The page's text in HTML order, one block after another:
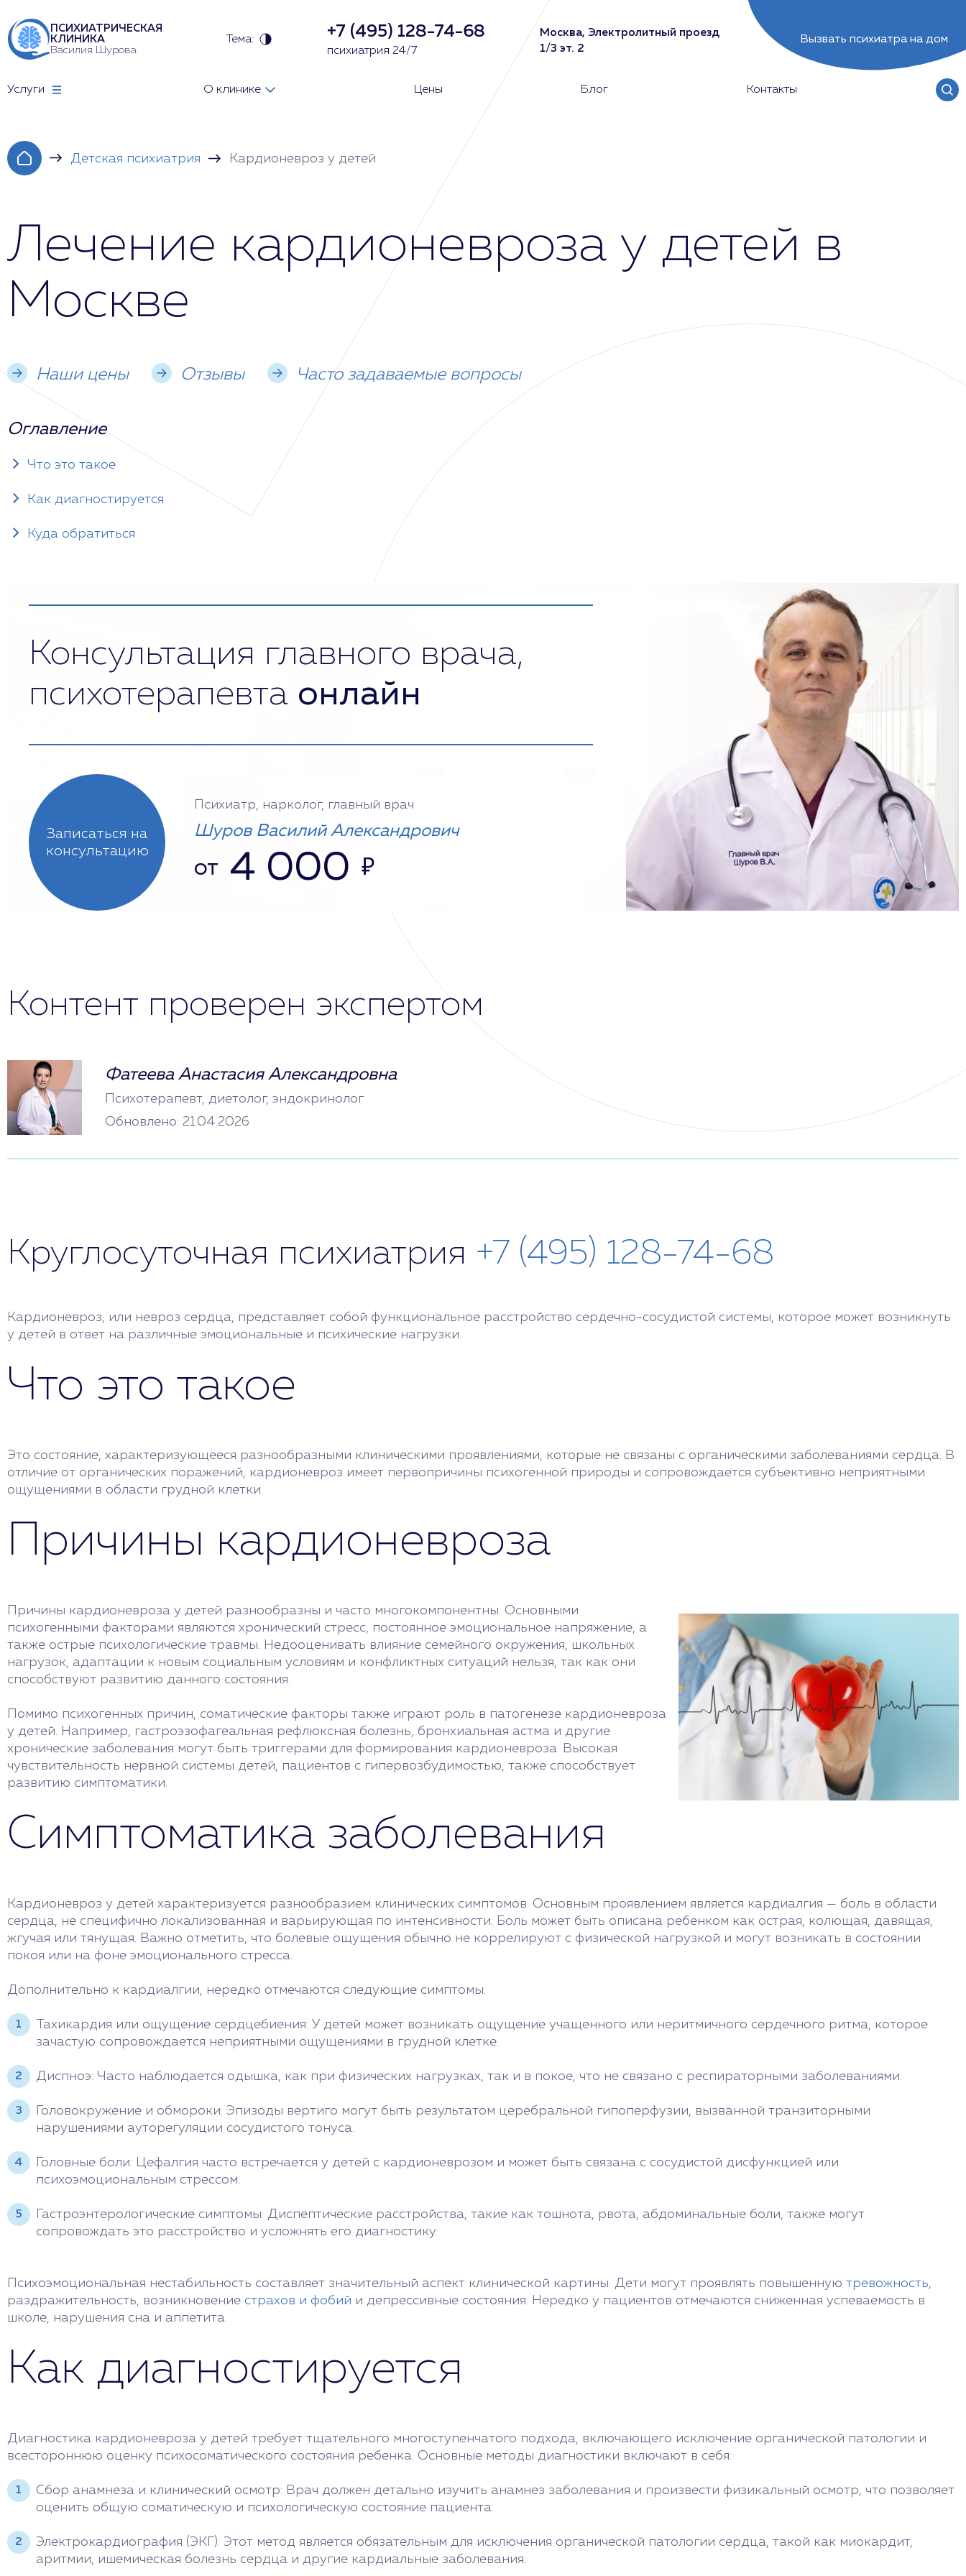
ПСИХИАТРИЧЕСКАЯ
КЛИНИКА
Василия Шурова
Тема: +7 (495) 128-74-68
психиатрия 24/7
Москва, Электролитный проезд
1/3 эт. 2
Вызвать психиатра на дом
Услуги О клинике Цены Блог Контакты
Детская психиатрия Кардионевроз у детей
Лечение кардионевроза у детей в
Москве
Наши цены Отзывы Часто задаваемые вопросы
Оглавление
Что это такое
Как диагностируется
Куда обратиться
Консультация главного врача,
психотерапевта онлайн
Записаться на
консультацию
Психиатр, нарколог, главный врач
Шуров Василий Александрович
от 4 000 ₽
Контент проверен экспертом
Фатеева Анастасия Александровна
Психотерапевт, диетолог, эндокринолог
Обновлено: 21.04.2026
Круглосуточная психиатрия +7 (495) 128-74-68
Кардионевроз, или невроз сердца, представляет собой функциональное расстройство сердечно-сосудистой системы, которое может возникнуть
у детей в ответ на различные эмоциональные и психические нагрузки.
Что это такое
Это состояние, характеризующееся разнообразными клиническими проявлениями, которые не связаны с органическими заболеваниями сердца. В
отличие от органических поражений, кардионевроз имеет первопричины психогенной природы и сопровождается субъективно неприятными
ощущениями в области грудной клетки.
Причины кардионевроза
Причины кардионевроза у детей разнообразны и часто многокомпонентны. Основными
психогенными факторами являются хронический стресс, постоянное эмоциональное напряжение, а
также острые психологические травмы. Недооценивать влияние семейного окружения, школьных
нагрузок, адаптации к новым социальным условиям и конфликтных ситуаций нельзя, так как они
способствуют развитию данного состояния.
Помимо психогенных причин, соматические факторы также играют роль в патогенезе кардионевроза
у детей. Например, гастроэзофагеальная рефлюксная болезнь, бронхиальная астма и другие
хронические заболевания могут быть триггерами для формирования кардионевроза. Высокая
чувствительность нервной системы детей, пациентов с гипервозбудимостью, также способствует
развитию симптоматики.
Симптоматика заболевания
Кардионевроз у детей характеризуется разнообразием клинических симптомов. Основным проявлением является кардиалгия — боль в области
сердца, не специфично локализованная и варьирующая по интенсивности. Боль может быть описана ребенком как острая, колющая, давящая,
жгучая или тянущая. Важно отметить, что болевые ощущения обычно не коррелируют с физической нагрузкой и могут возникать в состоянии
покоя или на фоне эмоционального стресса.
Дополнительно к кардиалгии, нередко отмечаются следующие симптомы:
Тахикардия или ощущение сердцебиения: У детей может возникать ощущение учащенного или неритмичного сердечного ритма, которое
зачастую сопровождается неприятными ощущениями в грудной клетке.
Диспноэ: Часто наблюдается одышка, как при физических нагрузках, так и в покое, что не связано с респираторными заболеваниями.
Головокружение и обмороки: Эпизоды вертиго могут быть результатом церебральной гипоперфузии, вызванной транзиторными
нарушениями ауторегуляции сосудистого тонуса.
Головные боли: Цефалгия часто встречается у детей с кардионеврозом и может быть связана с сосудистой дисфункцией или
психоэмоциональным стрессом.
Гастроэнтерологические симптомы: Диспептические расстройства, такие как тошнота, рвота, абдоминальные боли, также могут
сопровождать это расстройство и усложнять его диагностику.
Психоэмоциональная нестабильность составляет значительный аспект клинической картины. Дети могут проявлять повышенную тревожность,
раздражительность, возникновение страхов и фобий и депрессивные состояния. Нередко у пациентов отмечаются сниженная успеваемость в
школе, нарушения сна и аппетита.
Как диагностируется
Диагностика кардионевроза у детей требует тщательного многоступенчатого подхода, включающего исключение органической патологии и
всестороннюю оценку психосоматического состояния ребенка. Основные методы диагностики включают в себя:
Сбор анамнеза и клинический осмотр: Врач должен детально изучить анамнез заболевания и произвести физикальный осмотр, что позволяет
оценить общую соматическую и психологическую состояние пациента.
Электрокардиография (ЭКГ): Этот метод является обязательным для исключения органической патологии сердца, такой как миокардит,
аритмии, ишемическая болезнь сердца и другие кардиальные заболевания.